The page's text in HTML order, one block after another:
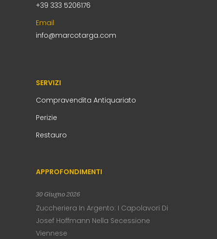
+39 333 5206176
Email
info@marcotarga.com
SERVIZI
Compravendita Antiquariato
Perizie
Restauro
APPROFONDIMENTI
30 Giugno 2026
Zuccheriera In Argento: I Capolavori Di
Josef Hoffmann Nella Secessione
Viennese